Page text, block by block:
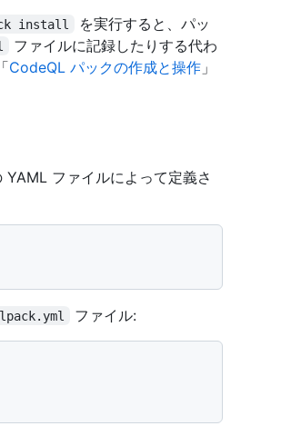
install
を実行すると、パッ
ファイルに記録したりする代わ
CodeQL パックの作成と操作 」
YAML ファイルによって定義さ
ファイル: